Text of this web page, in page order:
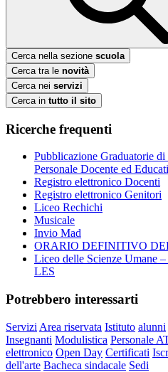
Cerca nella sezione scuola
Cerca tra le novità
Cerca nei servizi
Cerca in tutto il sito
Ricerche frequenti
Pubblicazione Graduatorie
Personale Docente ed
Registro elettronico Docenti
Registro elettronico Genitori
Liceo Rechichi
Musicale
Invio Mad
ORARIO DEFINITIVO
Liceo delle Scienze Umane
LES
Potrebbero interessarti
Servizi Area riservata Istituto alunni
Insegnanti Modulistica Personale
elettronico Open Day Certificati
dell'arte Bacheca sindacale Sedi